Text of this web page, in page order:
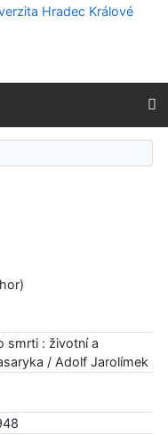
smrti : životní a
/ Adolf Jarolímek